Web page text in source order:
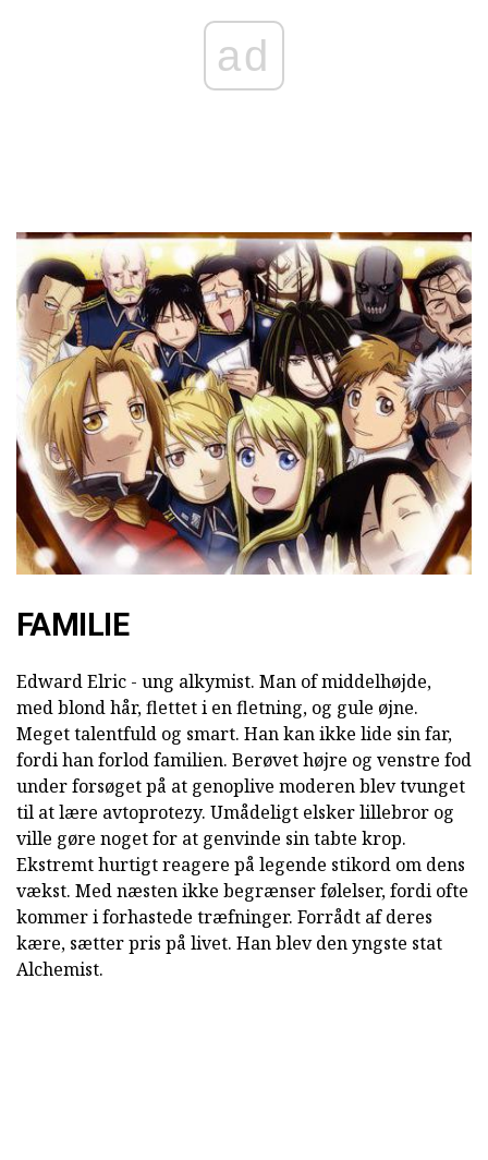
ad
FAMILIE
Edward Elric - ung alkymist. Man of middelhøjde,
med blond hår, flettet i en fletning, og gule øjne.
Meget talentfuld og smart. Han kan ikke lide sin far,
fordi han forlod familien. Berøvet højre og venstre fod
under forsøget på at genoplive moderen blev tvunget
til at lære avtoprotezy. Umådeligt elsker lillebror og
ville gøre noget for at genvinde sin tabte krop.
Ekstremt hurtigt reagere på legende stikord om dens
vækst. Med næsten ikke begrænser følelser, fordi ofte
kommer i forhastede træfninger. Forrådt af deres
kære, sætter pris på livet. Han blev den yngste stat
Alchemist.